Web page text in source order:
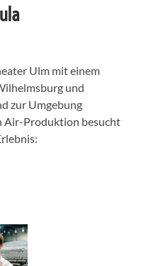
Ulm mit einem
und
zur Umgebung
Air-Produktion besucht